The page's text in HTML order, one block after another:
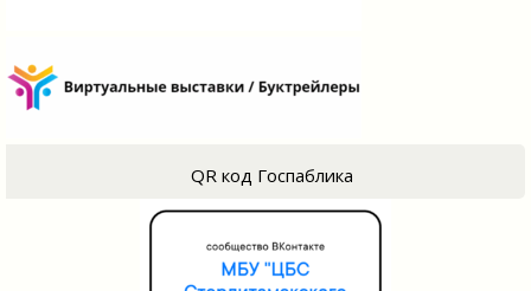
QR код Госпаблика